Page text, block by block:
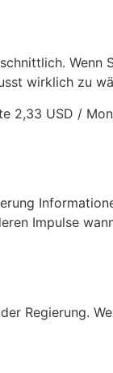
Wenn
wirklich zu
2,33 USD /
Impulse
Regierung.